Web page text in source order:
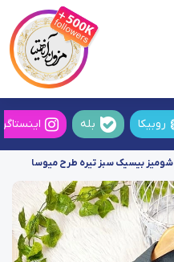
روبیکا بله
شومیز بیسیک سبز تیره طرح میوسا